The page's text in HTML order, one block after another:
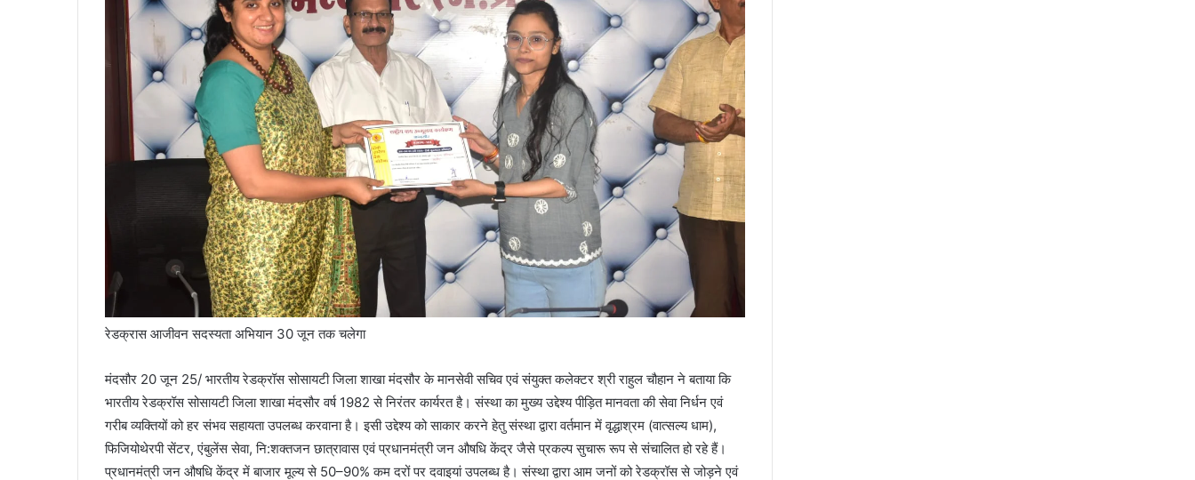
रेडक्रास आजीवन सदस्यता अभियान 30 जून तक चलेगा
मंदसौर 20 जून 25/ भारतीय रेडक्रॉस सोसायटी जिला शाखा मंदसौर के मानसेवी सचिव एवं संयुक्त कलेक्टर श्री राहुल चौहान ने बताया कि
भारतीय रेडक्रॉस सोसायटी जिला शाखा मंदसौर वर्ष 1982 से निरंतर कार्यरत है। संस्था का मुख्य उद्देश्य पीड़ित मानवता की सेवा निर्धन एवं
गरीब व्यक्तियों को हर संभव सहायता उपलब्ध करवाना है। इसी उद्देश्य को साकार करने हेतु संस्था द्वारा वर्तमान में वृद्धाश्रम (वात्सल्य धाम),
फिजियोथेरपी सेंटर, एंबुलेंस सेवा, नि:शक्तजन छात्रावास एवं प्रधानमंत्री जन औषधि केंद्र जैसे प्रकल्प सुचारू रूप से संचालित हो रहे हैं।
प्रधानमंत्री जन औषधि केंद्र में बाजार मूल्य से 50–90% कम दरों पर दवाइयां उपलब्ध है। संस्था द्वारा आम जनों को रेडक्रॉस से जोड़ने एवं